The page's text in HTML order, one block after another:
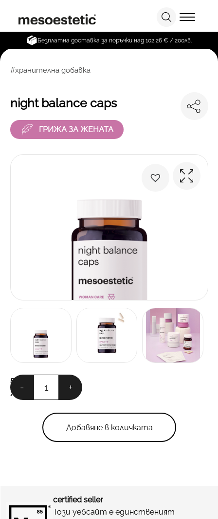
Безплатна доставка за поръчки над 102,26 € / 200лв.
#хранителна добавка
night balance caps
ГРИЖА ЗА ЖЕНАТА
certified seller
Този уебсайт е единственият
50.00
/ 97.79 лв.
-
количество
night
caps
+
Добавяне в количката